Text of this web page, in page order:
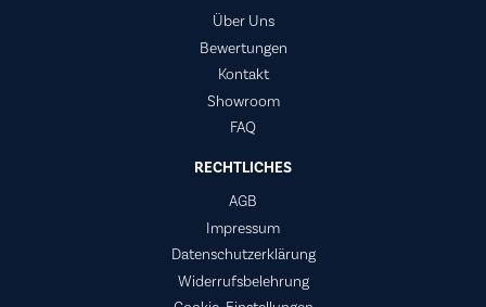
Über Uns
Bewertungen
Kontakt
Showroom
FAQ
RECHTLICHES
AGB
Impressum
Datenschutzerklärung
Widerrufsbelehrung